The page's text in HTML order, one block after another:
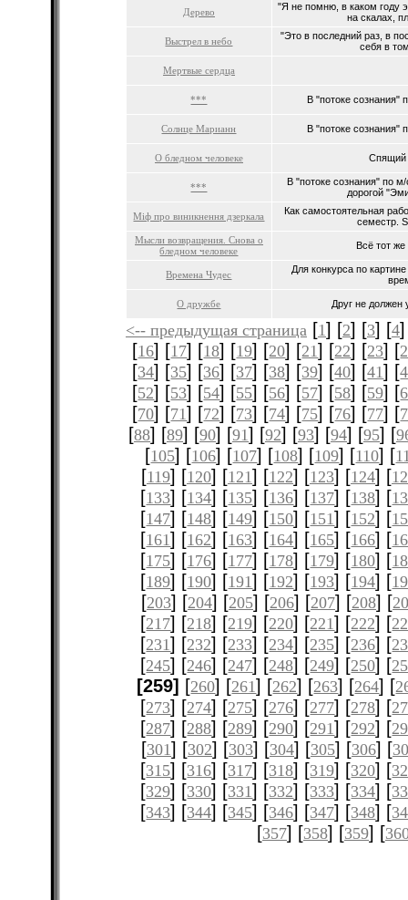
Дерево
"Я не помню, в каком году
на скалах,
Выстрел в небо
"Это в последний раз, в
себя в
Мертвые сердца
*** В "потоке сознания"
Солнце Марианн В "потоке сознания"
О бледном человеке Спящий
***
В "потоке сознания" по
дорогой
Мiф про виникнення дзеркала
Как самостоятельная
семестр.
Мысли возвращения. Снова о
бледном человеке
Всё тот
Времена Чудес
Для конкурса по
О дружбе Друг не должен
<-- предыдущая страница [1] [2] [3] [4
[16] [17] [18] [19] [20] [21] [22] [23] [
[34] [35] [36] [37] [38] [39] [40] [41] [
[52] [53] [54] [55] [56] [57] [58] [59] [
[70] [71] [72] [73] [74] [75] [76] [77] [
[88] [89] [90] [91] [92] [93] [94] [95] [
[105] [106] [107] [108] [109] [110] [
[119] [120] [121] [122] [123] [124] [
[133] [134] [135] [136] [137] [138] [
[147] [148] [149] [150] [151] [152] [
[161] [162] [163] [164] [165] [166] [
[175] [176] [177] [178] [179] [180] [
[189] [190] [191] [192] [193] [194] [
[203] [204] [205] [206] [207] [208] [
[217] [218] [219] [220] [221] [222] [
[231] [232] [233] [234] [235] [236] [
[245] [246] [247] [248] [249] [250] [
[259] [260] [261] [262] [263] [264] [
[273] [274] [275] [276] [277] [278] [
[287] [288] [289] [290] [291] [292] [
[301] [302] [303] [304] [305] [306] [
[315] [316] [317] [318] [319] [320] [
[329] [330] [331] [332] [333] [334] [
[343] [344] [345] [346] [347] [348] [
[357] [358] [359] [